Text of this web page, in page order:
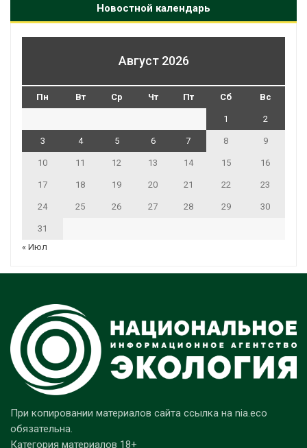
Новостной календарь
Август 2026
Пн Вт Ср Чт Пт Сб Вс
1 2
3 4 5 6 7 8 9
10 11 12 13 14 15 16
17 18 19 20 21 22 23
24 25 26 27 28 29 30
31
« Июл
При копировании материалов сайта ссылка на nia.eco
обязательна.
Категория материалов 18+